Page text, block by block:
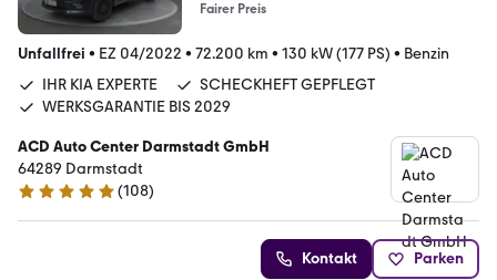
Fairer Preis
Unfallfrei • EZ 04/2022 • 72.200 km • 130 kW (177 PS) • Benzin
IHR KIA EXPERTE
SCHECKHEFT GEPFLEGT
WERKSGARANTIE BIS 2029
ACD Auto Center Darmstadt GmbH
64289 Darmstadt
4.9 Sterne
(108)
Kontakt Parken